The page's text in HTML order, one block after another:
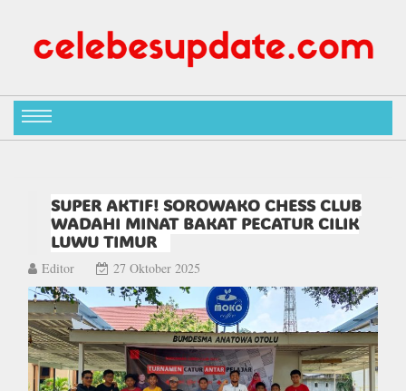
SUPER AKTIF! SOROWAKO CHESS CLUB
WADAHI MINAT BAKAT PECATUR CILIK
LUWU TIMUR
Editor 27 Oktober 2025